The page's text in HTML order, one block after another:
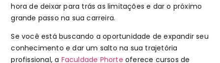
hora de deixar para trás as limitações e dar o próximo
grande passo na sua carreira.
Se você está buscando a oportunidade de expandir seu
conhecimento e dar um salto na sua trajetória
profissional, a Faculdade Phorte oferece cursos de